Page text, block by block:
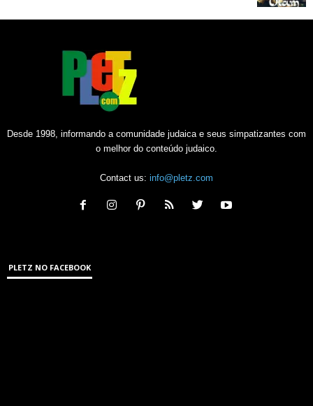
Desde 1998, informando a comunidade judaica e seus simpatizantes com
o melhor do conteúdo judaico.
Contact us: info@pletz.com
PLETZ NO FACEBOOK